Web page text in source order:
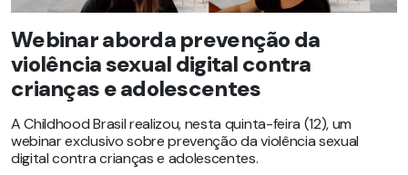
Webinar aborda prevenção da
violência sexual digital contra
crianças e adolescentes
A Childhood Brasil realizou, nesta quinta-feira (12), um
webinar exclusivo sobre prevenção da violência sexual
digital contra crianças e adolescentes.